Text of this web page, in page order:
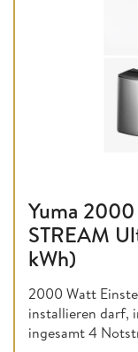
Yuma
STREAM
kWh)
2000 Watt
installieren darf,
ingesamt 4